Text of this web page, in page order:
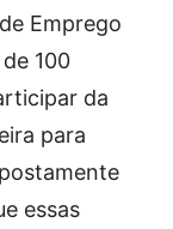
Emprego
100
da
para
essas